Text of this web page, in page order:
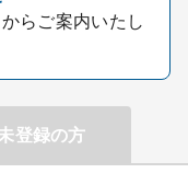
らご案内いたし
登録の方